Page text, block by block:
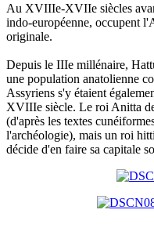
Au XVIIIe-XVIIe siècles
indo-européenne, occupent
originale.
Depuis le IIIe millénaire,
une population anatolienne
Assyriens s'y étaient
XVIIIe siècle. Le roi Anitta
(d'après les textes
l'archéologie), mais un roi
décide d'en faire sa capitale